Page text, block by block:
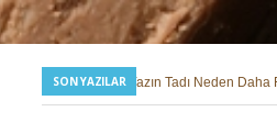
SON YAZILAR
24 Temmuz 2026 |Yazın Tadı Neden Daha
6 Mayıs 2026 |Hıdırellez; Dilek, Niyet ve